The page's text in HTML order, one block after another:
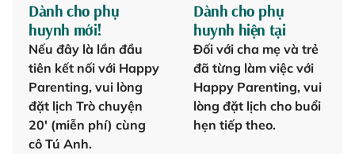
Dành cho phụ
huynh mới!
Nếu đây là lần đầu
tiên kết nối với Happy
Parenting, vui lòng
đặt lịch Trò chuyện
20' (miễn phí) cùng
cô Tú Anh.
Dành cho phụ
huynh hiện tại
Đối với cha mẹ và trẻ
đã từng làm việc với
Happy Parenting, vui
lòng đặt lịch cho buổi
hẹn tiếp theo.